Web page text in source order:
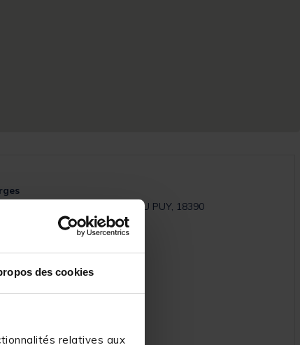
des cookies
relatives aux
Allee Stendhal ST GERMAIN DU PUY, 18390